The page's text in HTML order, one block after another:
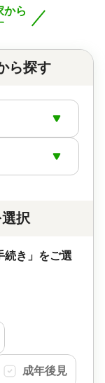
から
ら探す
択
続き」をご選
成年後見